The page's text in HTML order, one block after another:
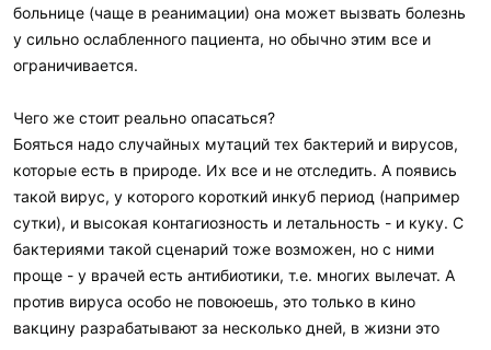
больнице (чаще в реанимации) она может вызвать болезнь
у сильно ослабленного пациента, но обычно этим все и
ограничивается.
Чего же стоит реально опасаться?
Бояться надо случайных мутаций тех бактерий и вирусов,
которые есть в природе. Их все и не отследить. А появись
такой вирус, у которого короткий инкуб период (например
сутки), и высокая контагиозность и летальность - и куку. С
бактериями такой сценарий тоже возможен, но с ними
проще - у врачей есть антибиотики, т.е. многих вылечат. А
против вируса особо не повоюешь, это только в кино
вакцину разрабатывают за несколько дней, в жизни это